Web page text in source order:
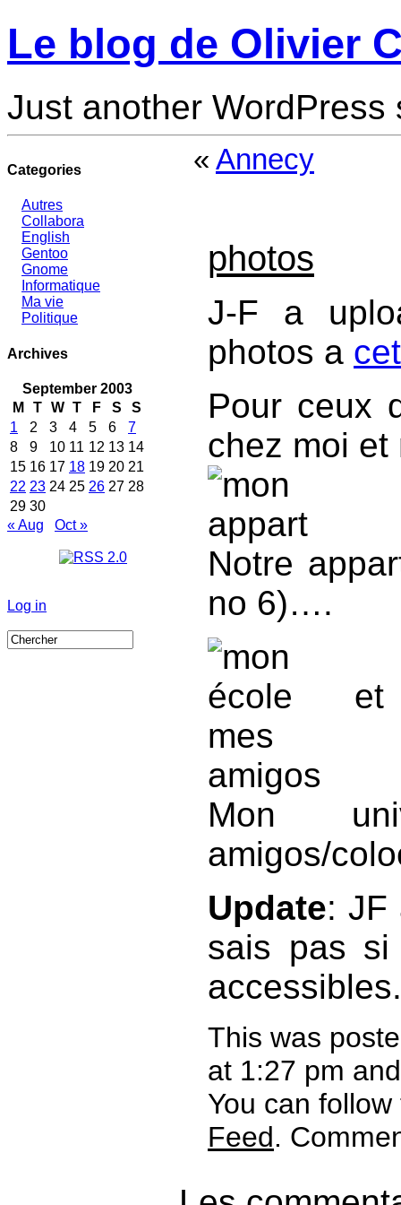
Le blog de Olivier
Just another WordPress
Categories
Autres
Collabora
English
Gentoo
Gnome
Informatique
Ma vie
Politique
Archives
September 2003
M
T W T F S
S
1
2 3 4 5 6
7
8
9 10 11 12 13 14
15 16 17 18 19 20 21
22 23 24 25 26 27 28
29 30
« Aug
Oct »
Log in
« Annecy
photos
J-F a
photos a
Pour ceux
chez moi et
Notre
no 6)….
Mon
amigos/
Update: JF
sais pas si
accessibles.
This was
at 1:27 pm
You can
Feed.